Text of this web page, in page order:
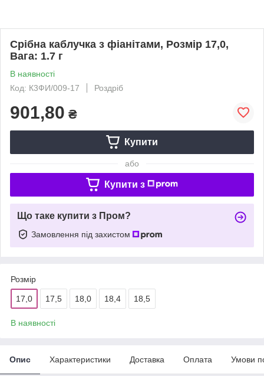
Срібна каблучка з фіанітами, Розмір 17,0,
Вага: 1.7 г
В наявності
Код: К3ФИ/009-17
Роздріб
901,80 ₴
Купити
або
Купити з
Що таке купити з Пром?
Замовлення під захистом
Розмір
17,0 17,5 18,0 18,4 18,5
В наявності
Опис Характеристики Доставка Оплата Умови